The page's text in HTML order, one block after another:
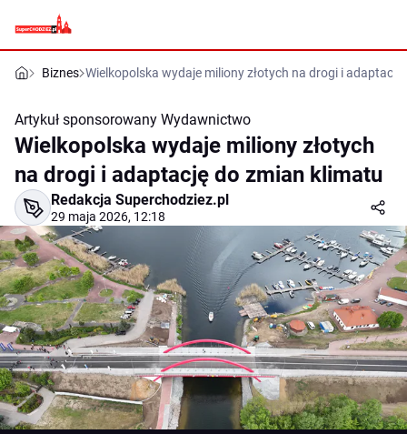
Biznes Wielkopolska wydaje miliony złotych na drogi i
Artykuł sponsorowany Wydawnictwo
Wielkopolska wydaje miliony złotych
na drogi i adaptację do zmian klimatu
Redakcja Superchodziez.pl
29 maja 2026, 12:18